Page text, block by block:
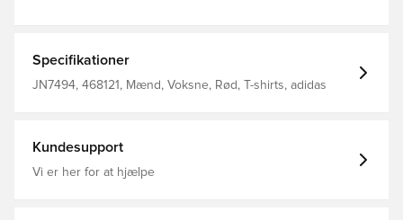
Specifikationer
JN7494, 468121, Mænd, Voksne, Rød, T-shirts, adidas
Kundesupport
Vi er her for at hjælpe